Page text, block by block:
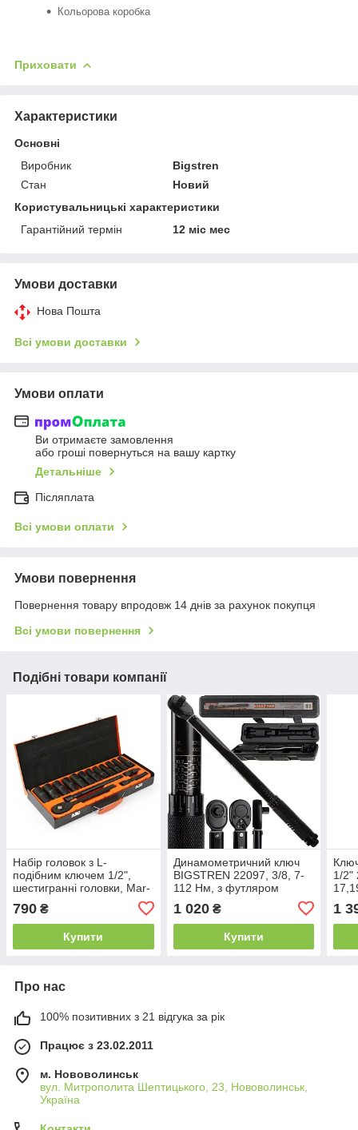
Кольорова коробка
Приховати
Характеристики
Основні
Виробник
Bigstren
Стан
Новий
Користувальницькі характеристики
Гарантійний термін
12 міс мес
Умови доставки
Нова Пошта
Всі умови доставки
Умови оплати
Ви отримаєте замовлення
або гроші повернуться на вашу картку
Детальніше
Післяплата
Всі умови оплати
Умови повернення
Повернення товару впродовж 14 днів за рахунок покупця
Всі умови повернення
Подібні товари компанії
Набір головок з L-
подібним ключем 1/2",
шестигранні головки, Mar-
790 ₴
Купити
Динамометричний ключ
BIGSTREN 22097, 3/8, 7-
112 Нм, з футляром
1 020₴
Купити
1/2"
1
Про нас
100% позитивних з 21 відгука за рік
Працює з 23.02.2011
м. Нововолинськ
вул. Митрополита Шептицького, 23, Нововолинськ,
Україна